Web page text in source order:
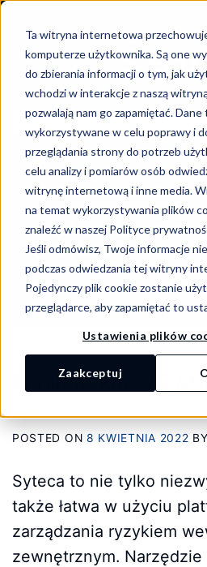
Ta witryna internetowa
komputerze użytkownika. Są one
do zbierania informacji o tym, jak
wchodzi w interakcje z naszą
pozwalają nam go zapamiętać. Dane
wykorzystywane w celu poprawy i
przeglądania strony do potrzeb
celu analizy i pomiarów osób
witrynę internetową i inne media.
na temat wykorzystywania plików
znaleźć w naszej Polityce
Jeśli odmówisz, Twoje informacje
podczas odwiedzania tej witryny
Pojedynczy plik cookie zostanie
przeglądarce, aby zapamiętać to
Ustawienia plików
Zaakceptuj
-->
Skip
content
ZARZĄDZANIE IT
Funkcje klasy
POSTED ON 8 KWIETNIA 2022 BY
Syteca to nie tylko
także łatwa w użyciu
zarządzania ryzykiem
zewnętrznym.